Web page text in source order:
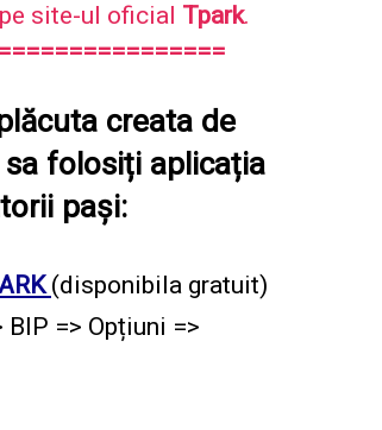
site-ul oficial Tpark.
==========
creata de
folosiți aplicația
pași:
(disponibila gratuit)
=> Opțiuni =>